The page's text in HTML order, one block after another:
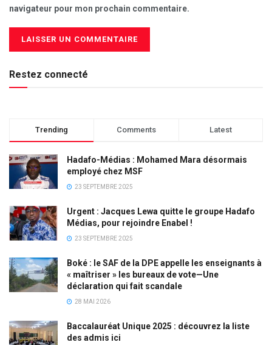
navigateur pour mon prochain commentaire.
Restez connecté
Trending Comments Latest
Hadafo-Médias : Mohamed Mara désormais
employé chez MSF
23 SEPTEMBRE 2025
Urgent : Jacques Lewa quitte le groupe Hadafo
Médias, pour rejoindre Enabel !
23 SEPTEMBRE 2025
Boké : le SAF de la DPE appelle les enseignants à
« maîtriser » les bureaux de vote—Une
déclaration qui fait scandale
28 MAI 2026
Baccalauréat Unique 2025 : découvrez la liste
des admis ici